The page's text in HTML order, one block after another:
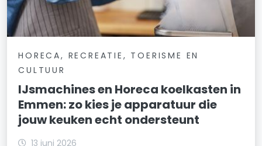
HORECA, RECREATIE, TOERISME EN
CULTUUR
IJsmachines en Horeca koelkasten in
Emmen: zo kies je apparatuur die
jouw keuken echt ondersteunt
13 juni 2026